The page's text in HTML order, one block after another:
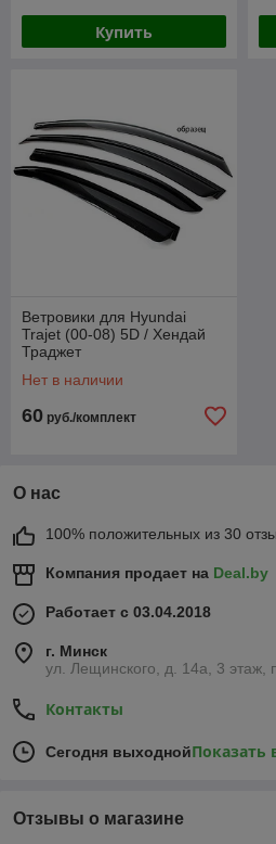
Купить
Ветровики для Hyundai
Trajet (00-08) 5D / Хендай
Траджет
Нет в наличии
60 руб./комплект
О нас
100% положительных из 30
Компания продает на Deal.by
Работает с 03.04.2018
г. Минск
ул. Лещинского, д. 14а, 3 этаж,
Контакты
Сегодня выходнойПоказать
Отзывы о магазине